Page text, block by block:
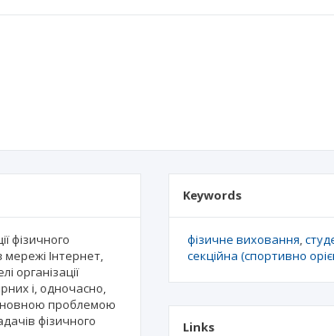
фізичного
мережі Інтернет,
організації
і, одночасно,
проблемою
фізичного
Keywords
фізичне виховання
секційна (спортивно
Links